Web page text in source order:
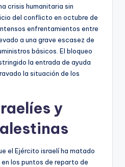
crisis humanitaria sin
del conflicto en octubre de
enfrentamientos entre
a una grave escasez de
básicos. El bloqueo
la entrada de ayuda
la situación de los
y
el Ejército israelí ha matado
los puntos de reparto de